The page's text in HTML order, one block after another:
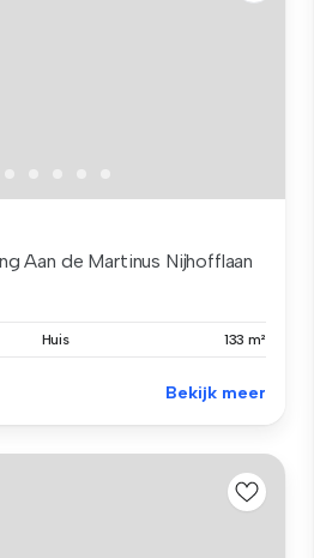
Aan de Martinus Nijhofflaan
Huis 133 m²
Bekijk meer